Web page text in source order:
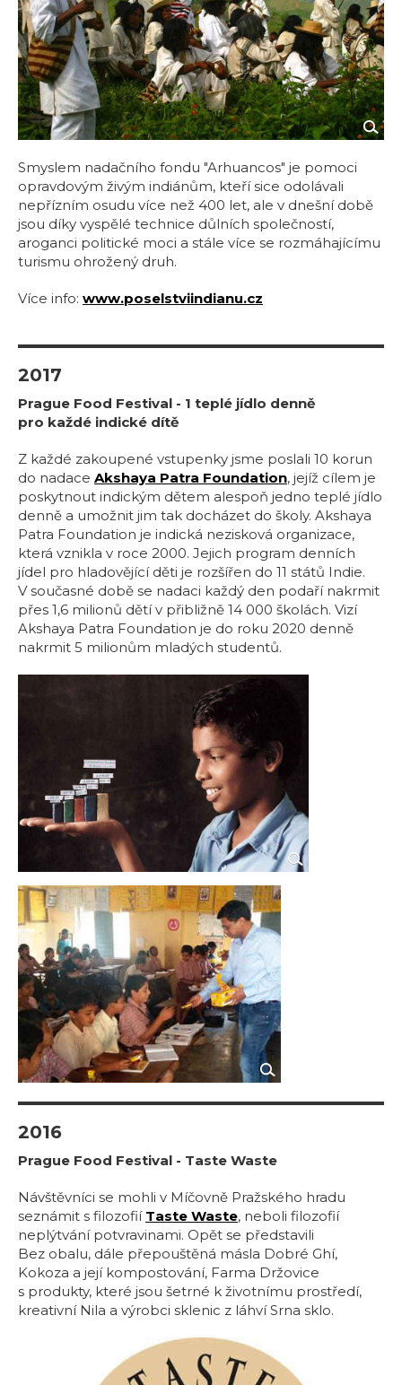
Smyslem nadačního fondu "Arhuancos" je pomoci
opravdovým živým indiánům, kteří sice odolávali
nepřízním osudu více než 400 let, ale v dnešní době
jsou díky vyspělé technice důlních společností,
aroganci politické moci a stále více se rozmáhajícímu
turismu ohrožený druh.
Více info: www.poselstviindianu.cz
2017
Prague Food Festival - 1 teplé jídlo denně
pro každé indické dítě
Z každé zakoupené vstupenky jsme poslali 10 korun
do nadace Akshaya Patra Foundation, jejíž cílem je
poskytnout indickým dětem alespoň jedno teplé jídlo
denně a umožnit jim tak docházet do školy. Akshaya
Patra Foundation je indická nezisková organizace,
která vznikla v roce 2000. Jejich program denních
jídel pro hladovějící děti je rozšířen do 11 států Indie.
V současné době se nadaci každý den podaří nakrmit
přes 1,6 milionů dětí v přibližně 14 000 školách. Vizí
Akshaya Patra Foundation je do roku 2020 denně
nakrmit 5 milionům mladých studentů.
2016
Prague Food Festival - Taste Waste
Návštěvníci se mohli v Míčovně Pražského hradu
seznámit s filozofií Taste Waste, neboli filozofií
neplýtvání potvravinami. Opět se představili
Bez obalu, dále přepouštěná másla Dobré Ghí,
Kokoza a její kompostování, Farma Držovice
s produkty, které jsou šetrné k životnímu prostředí,
kreativní Nila a výrobci sklenic z láhví Srna sklo.